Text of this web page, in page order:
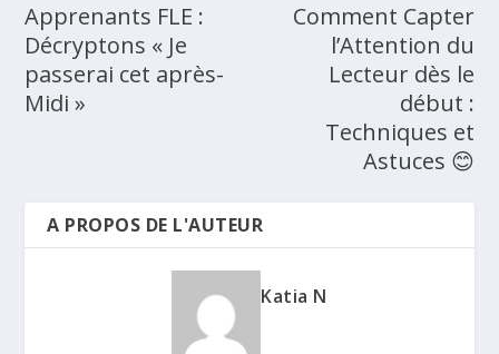
Apprenants FLE :
Décryptons « Je
passerai cet après-
Midi »
Comment Capter
l’Attention du
Lecteur dès le
début :
Techniques et
Astuces 😊
A PROPOS DE L'AUTEUR
Katia N